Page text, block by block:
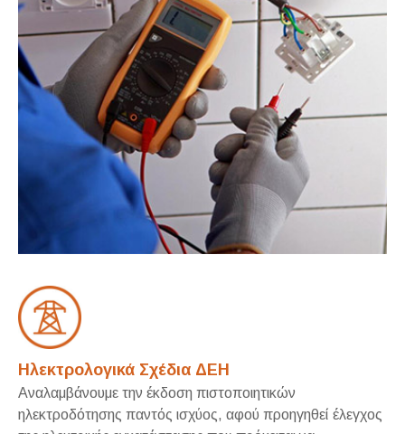
Ηλεκτρολογικά Σχέδια ΔΕΗ
Αναλαμβάνουμε την έκδοση πιστοποιητικών
ηλεκτροδότησης παντός ισχύος, αφού προηγηθεί έλεγχος